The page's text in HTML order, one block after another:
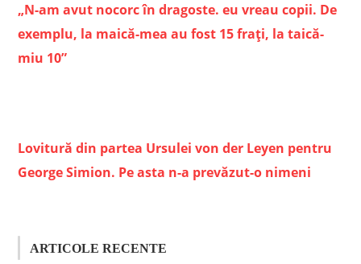
„N-am avut nocorc în dragoste. eu vreau copii. De
exemplu, la maică-mea au fost 15 frați, la taică-
miu 10”
Lovitură din partea Ursulei von der Leyen pentru
George Simion. Pe asta n-a prevăzut-o nimeni
ARTICOLE RECENTE